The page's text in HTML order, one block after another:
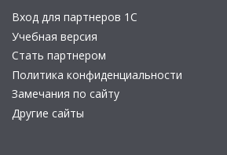
Вход для партнеров 1С
Учебная версия
Стать партнером
Политика конфиденциальности
Замечания по сайту
Другие сайты